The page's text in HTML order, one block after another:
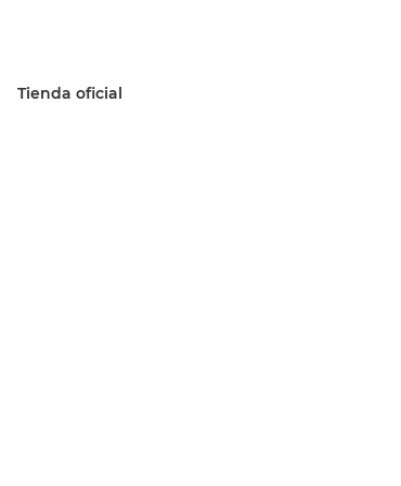
Tienda oficial